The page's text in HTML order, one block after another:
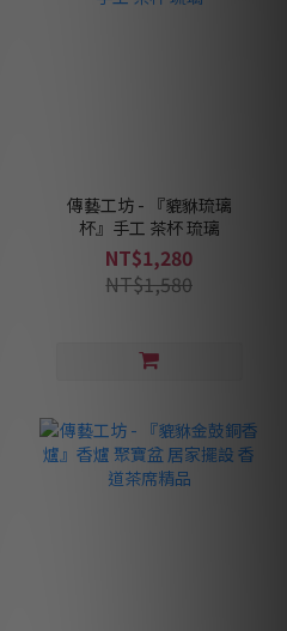
傳藝工坊 - 『貔貅琉璃
杯』手工 茶杯 琉璃
NT$1,280
NT$1,580